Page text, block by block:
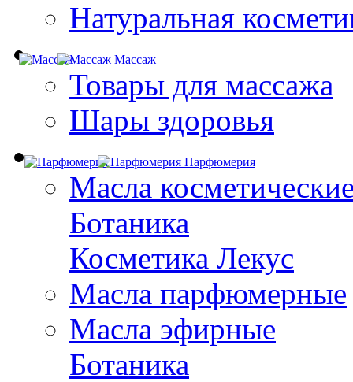
Натуральная
Массаж
Товары для массажа
Шары здоровья
Парфюмерия
Масла
Ботаника
Косметика Лекус
Масла парфюмерные
Масла эфирные
Ботаника